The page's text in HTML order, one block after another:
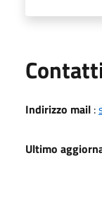
Indirizzo mail :
Ultimo